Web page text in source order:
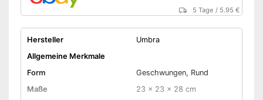
5 Tage / 5.95 €
Hersteller
Umbra
Allgemeine Merkmale
Form
Geschwungen, Rund
Maße
23 x 23 x 28 cm